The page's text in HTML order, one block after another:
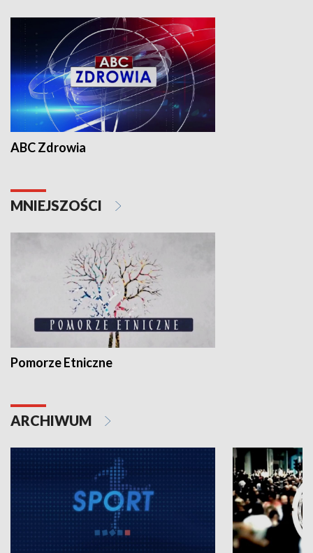
ABC Zdrowia
MNIEJSZOŚCI
Pomorze Etniczne
ARCHIWUM